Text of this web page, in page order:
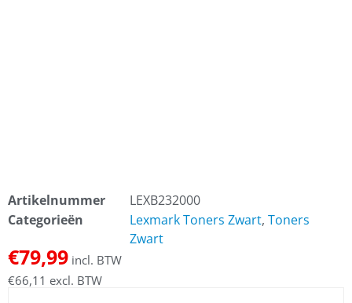
Artikelnummer
LEXB232000
Categorieën
Lexmark Toners Zwart, Toners
Zwart
€79,99 incl. BTW
€66,11 excl. BTW